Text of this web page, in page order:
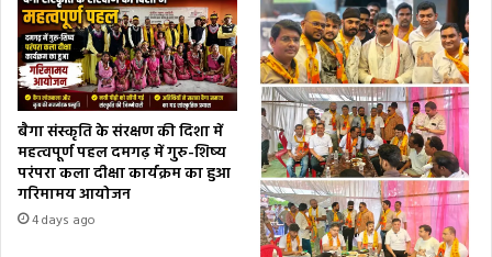
बैगा संस्कृति के संरक्षण की दिशा में
महत्वपूर्ण पहल दमगढ़ में गुरु-शिष्य
परंपरा कला दीक्षा कार्यक्रम का हुआ
गरिमामय आयोजन
4 days ago